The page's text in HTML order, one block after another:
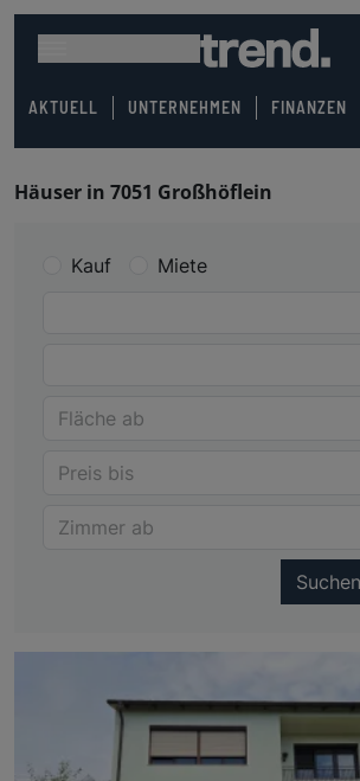
AKTUELL UNTERNEHMEN FINANZEN
Häuser in 7051 Großhöflein
Kauf Miete
Suchen